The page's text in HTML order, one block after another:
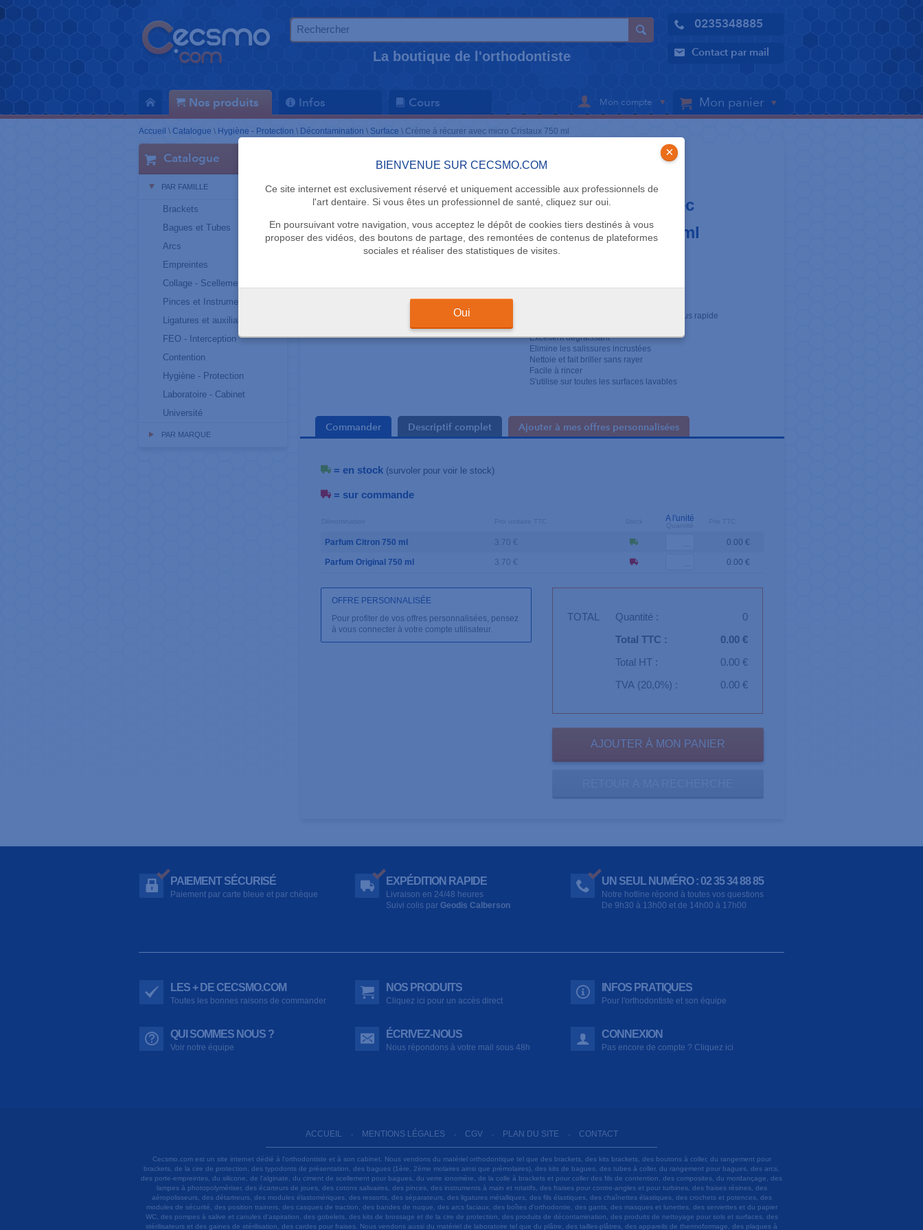
La boutique de l'orthodontiste
0235348885
Contact par mail
Nos produits Infos Cours Mon compte Mon panier
BIENVENUE SUR CECSMO.COM
Ce site internet est exclusivement réservé et uniquement accessible aux professionnels de
l'art dentaire. Si vous êtes un professionnel de santé, cliquez sur oui.
En poursuivant votre navigation, vous acceptez le dépôt de cookies tiers destinés à vous
proposer des vidéos, des boutons de partage, des remontées de contenus de plateformes
sociales et réaliser des statistiques de visites.
×
Oui
Accueil \ Catalogue \ Hygiène - Protection \ Décontamination \ Surface \ Crème à récurer avec micro Cristaux 750 ml
Catalogue
PAR FAMILLE
Brackets
Bagues et Tubes
Arcs
Empreintes
Collage - Scellement
Pinces et Instruments
Ligatures et auxiliaires
FEO - Interception
Contention
Hygiène - Protection
Laboratoire - Cabinet
Université
PAR MARQUE
SURFACE
Crème à récurer avec
micro Cristaux 750 ml
Cif
Nouvelle texture qui permet un rinçage plus rapide
Excellent dégraissant
Elimine les salissures incrustées
Nettoie et fait briller sans rayer
Facile à rincer
S'utilise sur toutes les surfaces lavables
Commander Descriptif complet Ajouter à mes offres personnalisées
= en stock (survoler pour voir le stock)
= sur commande
A l'unité
Parfum Citron 750 ml 3.70 € 0.00 €
Parfum Original 750 ml 3.70 € 0.00 €
OFFRE PERSONNALISÉE
Pour profiter de vos offres personnalisées, pensez
à vous connecter à votre compte utilisateur.
TOTAL Quantité :
0
Total TTC :
0.00 €
Total HT :
0.00 €
TVA (20,0%) :
0.00 €
PAIEMENT SÉCURISÉ
Paiement par carte bleue et par chèque
EXPÉDITION RAPIDE
Livraison en 24/48 heures
Suivi colis par Geodis Calberson
UN SEUL NUMÉRO : 02 35 34 88 85
Notre hotline répond à toutes vos questions
De 9h30 à 13h00 et de 14h00 à 17h00
LES + DE CECSMO.COM
Toutes les bonnes raisons de commander
NOS PRODUITS
Cliquez ici pour un accès direct
INFOS PRATIQUES
Pour l'orthodontiste et son équipe
QUI SOMMES NOUS ?
Voir notre équipe
ÉCRIVEZ-NOUS
Nous répondons à votre mail sous 48h
CONNEXION
Pas encore de compte ? Cliquez ici
ACCUEIL - MENTIONS LÉGALES - CGV - PLAN DU SITE - CONTACT
Cecsmo.com est un site internet dédié à l'orthodontiste et à son cabinet. Nous vendons du matériel orthodontique tel que des brackets, des kits brackets, des boutons à coller, du rangement pour
brackets, de la cire de protection, des typodonts de présentation, des bagues (1ère, 2ème molaires ainsi que prémolaires), des kits de bagues, des tubes à coller, du rangement pour bagues, des arcs,
des porte-empreintes, du silicone, de l'alginate, du ciment de scellement pour bagues, du verre ionomère, de la colle à brackets et pour coller des fils de contention, des composites, du mordançage, des
lampes à photopolymériser, des écarteurs de joues, des cotons salivaires, des pinces, des instruments à main et rotatifs, des fraises pour contre-angles et pour turbines, des fraises résines, des
aéropolisseurs, des détartreurs, des modules élastomériques, des ressorts, des séparateurs, des ligatures métalliques, des fils élastiques, des chaînettes élastiques, des crochets et potences, des
modules de sécurité, des position trainers, des casques de traction, des bandes de nuque, des arcs faciaux, des boîtes d'orthodontie, des gants, des masques et lunettes, des serviettes et du papier
WC, des pompes à salive et canules d'aspiration, des gobelets, des kits de brossage et de la cire de protection, des produits de décontamination, des produits de nettoyage pour sols et surfaces, des
stérilisateurs et des gaines de stérilisation, des cardes pour fraises. Nous vendons aussi du matériel de laboratoire tel que du plâtre, des tailles-plâtres, des appareils de thermoformage, des plaques à